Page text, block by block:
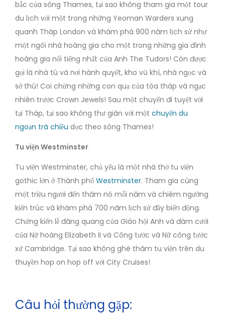
bắc của sông Thames, tại sao không tham gia một tour
du lịch với một trong những Yeoman Warders xung
quanh Tháp London và khám phá 900 năm lịch sử như
một ngôi nhà hoàng gia cho một trong những gia đình
hoàng gia nổi tiếng nhất của Anh The Tudors! Còn được
gọi là nhà tù và nơi hành quyết, kho vũ khí, nhà ngọc và
sở thú! Coi chừng những con quạ của tòa tháp và ngạc
nhiên trước Crown Jewels! Sau một chuyến đi tuyệt vời
tại Tháp, tại sao không thư giãn với một chuyến du
ngoạn trà chiều dọc theo sông Thames!
Tu viện Westminster
Tu viện Westminster, chủ yếu là một nhà thờ tu viện
gothic lớn ở Thành phố Westminster. Tham gia cùng
một triệu người đến thăm nó mỗi năm và chiêm ngưỡng
kiến trúc và khám phá 700 năm lịch sử đầy biến động.
Chứng kiến lễ đăng quang của Giáo hội Anh và đám cưới
của Nữ hoàng Elizabeth II và Công tước và Nữ công tước
xứ Cambridge. Tại sao không ghé thăm tu viện trên du
thuyền hop on hop off với City Cruises!
Câu hỏi thường gặp: